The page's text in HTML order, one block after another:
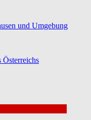
und Umgebung
Österreichs